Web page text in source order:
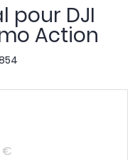
pour DJI
Action
€